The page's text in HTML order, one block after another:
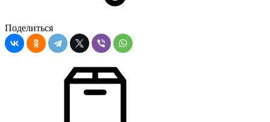
Поделиться